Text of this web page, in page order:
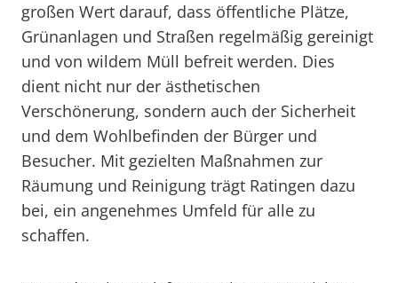
großen Wert darauf, dass öffentliche Plätze,
Grünanlagen und Straßen regelmäßig gereinigt
und von wildem Müll befreit werden. Dies
dient nicht nur der ästhetischen
Verschönerung, sondern auch der Sicherheit
und dem Wohlbefinden der Bürger und
Besucher. Mit gezielten Maßnahmen zur
Räumung und Reinigung trägt Ratingen dazu
bei, ein angenehmes Umfeld für alle zu
schaffen.